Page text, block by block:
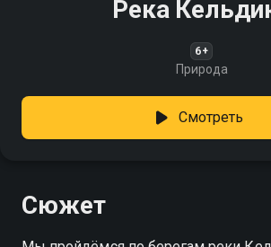
Река
6+
Природа
Смотреть
Сюжет